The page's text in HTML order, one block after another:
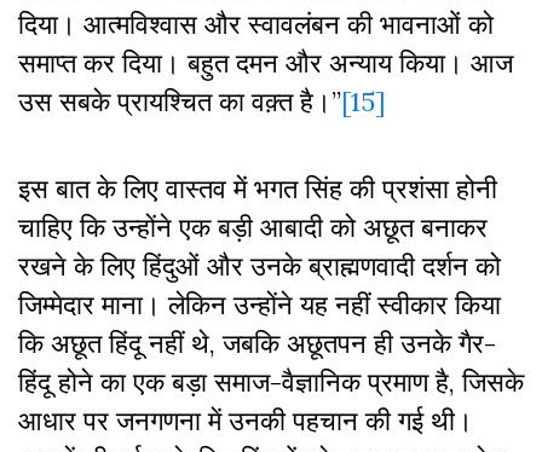
दिया। आत्मविश्वास और स्वावलंबन की भावनाओं को
समाप्त कर दिया। बहुत दमन और अन्याय किया। आज
उस सबके प्रायश्चित का वक़्त है।”[15]
इस बात के लिए वास्तव में भगत सिंह की प्रशंसा होनी
चाहिए कि उन्होंने एक बड़ी आबादी को अछूत बनाकर
रखने के लिए हिंदुओं और उनके ब्राह्मणवादी दर्शन को
जिम्मेदार माना। लेकिन उन्होंने यह नहीं स्वीकार किया
कि अछूत हिंदू नहीं थे, जबकि अछूतपन ही उनके गैर-
हिंदू होने का एक बड़ा समाज-वैज्ञानिक प्रमाण है, जिसके
आधार पर जनगणना में उनकी पहचान की गई थी।